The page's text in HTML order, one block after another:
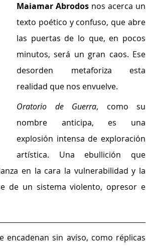
Maiamar Abrodos nos acerca un
texto poético y confuso, que abre
las puertas de lo que, en pocos
minutos, será un gran caos. Ese
desorden metaforiza esta
realidad que nos envuelve.
Oratorio de Guerra, como su
nombre anticipa, es una
explosión intensa de exploración
artística. Una ebullición que
en la cara la vulnerabilidad y la
de un sistema violento, opresor e
sin aviso, como réplicas